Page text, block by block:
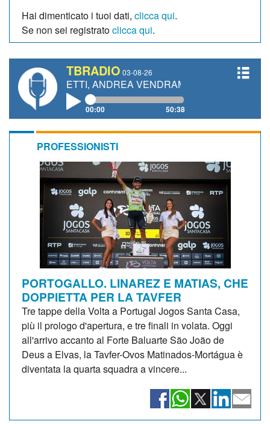
Hai dimenticato i tuoi dati, clicca qui.
Se non sei registratoclicca qui.
TBRADIO 03-08-26
ANDREA VENDRAME, FILIPPO FIORELLI
00:00 50:38
PROFESSIONISTI
PORTOGALLO. LINAREZ E MATIAS, CHE
DOPPIETTA PER LA TAVFER
Tre tappe della Volta a Portugal Jogos Santa Casa,
più il prologo d'apertura, e tre finali in volata. Oggi
all'arrivo accanto al Forte Baluarte São João de
Deus a Elvas, la Tavfer-Ovos Matinados-Mortágua è
diventata la quarta squadra a vincere...